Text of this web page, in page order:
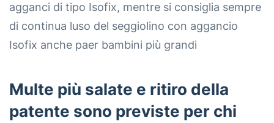
agganci di tipo Isofix, mentre si consiglia sempre
di continua luso del seggiolino con aggancio
Isofix anche paer bambini più grandi
Multe più salate e ritiro della
patente sono previste per chi